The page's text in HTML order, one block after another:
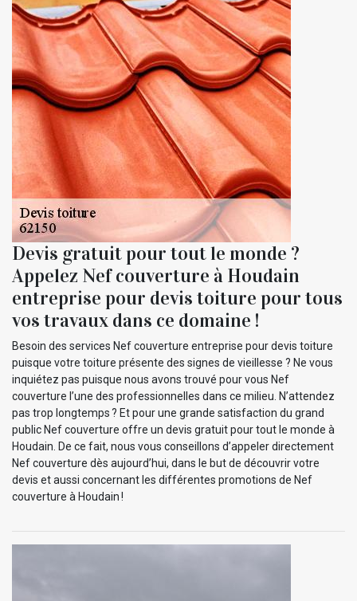
Devis gratuit pour tout le monde ?
Appelez Nef couverture à Houdain
entreprise pour devis toiture pour tous
vos travaux dans ce domaine !
Besoin des services Nef couverture entreprise pour devis toiture
puisque votre toiture présente des signes de vieillesse ? Ne vous
inquiétez pas puisque nous avons trouvé pour vous Nef
couverture l’une des professionnelles dans ce milieu. N’attendez
pas trop longtemps ? Et pour une grande satisfaction du grand
public Nef couverture offre un devis gratuit pour tout le monde à
Houdain. De ce fait, nous vous conseillons d’appeler directement
Nef couverture dès aujourd’hui, dans le but de découvrir votre
devis et aussi concernant les différentes promotions de Nef
couverture à Houdain !